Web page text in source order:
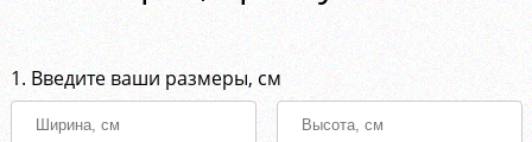
1. Введите ваши размеры, см